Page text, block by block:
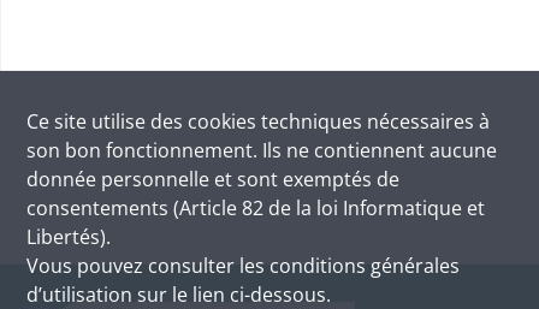
Ce site utilise des cookies techniques nécessaires à
son bon fonctionnement. Ils ne contiennent aucune
donnée personnelle et sont exemptés de
consentements (Article 82 de la loi Informatique et
Libertés).
Vous pouvez consulter les conditions générales
d’utilisation sur le lien ci-dessous.